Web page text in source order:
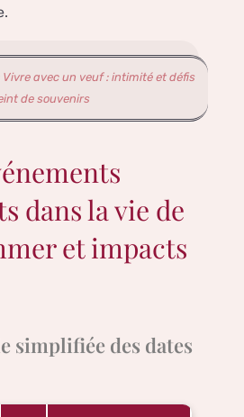
Vivre avec un veuf : intimité et défis
de souvenirs
dans la vie de
et impacts
simplifiée des dates